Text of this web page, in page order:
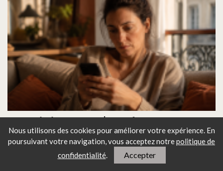
Nous utilisons des cookies pour améliorer votre expérience. En
poursuivant votre navigation, vous acceptez notrepolitique de
confidentialité. Accepter
Je suis jalouse d'une femme que
mon mari ne regarde même pas